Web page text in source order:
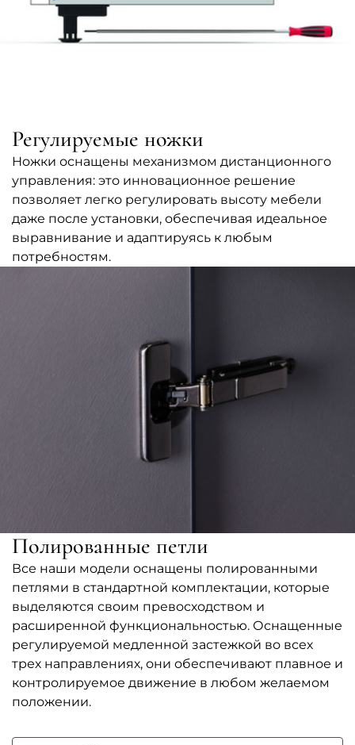
Регулируемые ножки
Ножки оснащены механизмом дистанционного
управления: это инновационное решение
позволяет легко регулировать высоту мебели
даже после установки, обеспечивая идеальное
выравнивание и адаптируясь к любым
потребностям.
Полированные петли
Все наши модели оснащены полированными
петлями в стандартной комплектации, которые
выделяются своим превосходством и
расширенной функциональностью. Оснащенные
регулируемой медленной застежкой во всех
трех направлениях, они обеспечивают плавное и
контролируемое движение в любом желаемом
положении.